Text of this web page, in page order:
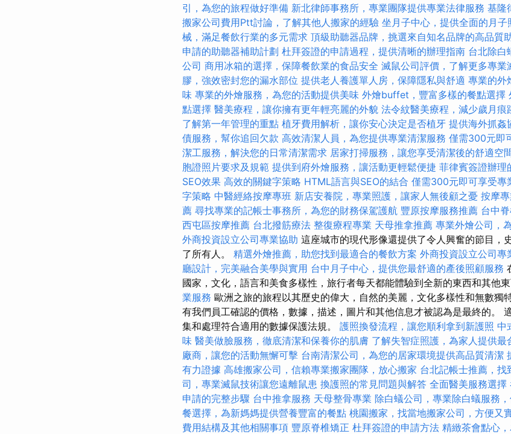
引，為您的旅程做好準備 新北律師事務所，專業團隊提供專業法律服務 基隆
搬家公司費用Ptt討論，了解其他人搬家的經驗 坐月子中心，提供全面的月子
械，滿足餐飲行業的多元需求 頂級助聽器品牌，挑選來自知名品牌的高品質
申請的助聽器補助計劃 杜拜簽證的申請過程，提供清晰的辦理指南 台北除白
公司 商用冰箱的選擇，保障餐飲業的食品安全 滅鼠公司評價，了解更多專業
膠，強效密封您的漏水部位 提供老人養護單人房，保障隱私與舒適 專業的外
味 專業的外燴服務，為您的活動提供美味 外燴buffet，豐富多樣的餐點選擇
點選擇 醫美療程，讓你擁有更年輕亮麗的外貌 法令紋醫美療程，減少歲月痕
了解第一年管理的重點 植牙費用解析，讓你安心決定是否植牙 提供海外抓姦
債服務，幫你追回欠款 高效清潔人員，為您提供專業清潔服務 僅需300元即
潔工服務，解決您的日常清潔需求 居家打掃服務，讓您享受清潔後的舒適空
胞證照片要求及規範 提供到府外燴服務，讓活動更輕鬆便捷 菲律賓簽證辦理
SEO效果 高效的關鍵字策略 HTML語言與SEO的結合 僅需300元即可享受專
字策略 中醫經絡按摩專班 新店安養院，專業照護，讓家人無後顧之憂 按摩
薦 尋找專業的記帳士事務所，為您的財務保駕護航 豐原按摩服務推薦 台中
西屯區按摩推薦 台北撥筋療法 整復療程專業 天母推拿推薦 專業外燴公司，
外商投資設立公司專業協助 這座城市的現代形像還提供了令人興奮的節目，
了所有人。 精選外燴推薦，助您找到最適合的餐飲方案 外商投資設立公司專
廳設計，完美融合美學與實用 台中月子中心，提供您最舒適的產後照顧服務
國家，文化，語言和美食多樣性，旅行者每天都能體驗到全新的東西和其他東
業服務 歐洲之旅的旅程以其歷史的偉大，自然的美麗，文化多樣性和無數獨
有我們員工確認的價格，數據，描述，圖片和其他信息才被認為是最終的。
集和處理符合適用的數據保護法規。 護照換發流程，讓您順利拿到新護照 中
味 醫美做臉服務，徹底清潔和保養你的肌膚 了解失智症照護，為家人提供最
廠商，讓您的活動無懈可擊 台南清潔公司，為您的居家環境提供高品質清潔
有力證據 高雄搬家公司，信賴專業搬家團隊，放心搬家 台北記帳士推薦，找
司，專業滅鼠技術讓您遠離鼠患 換護照的常見問題與解答 全面醫美服務選擇
申請的完整步驟 台中推拿服務 天母整骨專業 除白蟻公司，專業除白蟻服務
餐選擇，為新媽媽提供營養豐富的餐點 桃園搬家，找當地搬家公司，方便又
費用結構及其他相關事項 豐原脊椎矯正 杜拜簽證的申請方法 精緻茶會點心